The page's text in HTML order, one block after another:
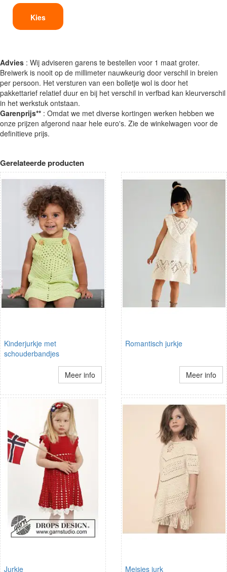
Kies
Advies : Wij adviseren garens te bestellen voor 1 maat groter.
Breiwerk is nooit op de millimeter nauwkeurig door verschil in breien
per persoon. Het versturen van een bolletje wol is door het
pakkettarief relatief duur en bij het verschil in verfbad kan kleurverschil
in het werkstuk ontstaan.
Garenprijs** : Omdat we met diverse kortingen werken hebben we
onze prijzen afgerond naar hele euro's. Zie de winkelwagen voor de
definitieve prijs.
Gerelateerde producten
Kinderjurkje met
schouderbandjes
Meer info
Romantisch jurkje
Meer info
Jurkje Meisjes jurk